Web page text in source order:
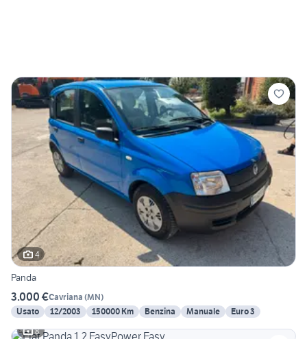
4
Panda
3.000 €Cavriana (MN)
Usato
12/2003 150000 Km Benzina Manuale
Euro 3
8